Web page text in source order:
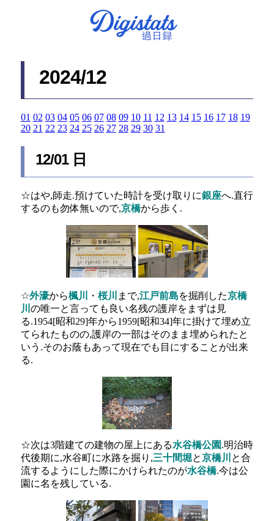
2024/12
01 02 03 04 05 06 07 08 09 10 11 12 13 14 15 16 17 18 19
20 21 22 23 24 25 26 27 28 29 30 31
12/01 日
☆はや,師走.預けていた時計を受け取りに銀座へ.直行
するのも勿体無いので,京橋から歩く.
☆外濠から楓川 ・ 桜川 まで,江戸前島を掘削した京橋
川 の唯一と言っても良い名残の護岸をまずは見
る.1954[昭和29]年から1959[昭和34]年に掛けて埋め立
てられたものの,護岸の一部はそのまま埋められたと
いう.そのお蔭もあって現在でも目にすることが出来
る.
☆次は3階建ての建物の屋上にある水谷橋公園.明治時
代後期に,水谷町に水路を掘り,三十間堀と京橋川
と合
流するようにした際にかけられたのが水谷橋.今は公
園に名を残している.